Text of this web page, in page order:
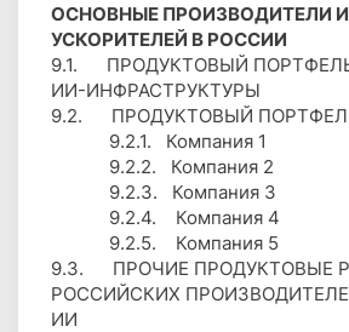
ОСНОВНЫЕ ПРОИЗВОДИТЕЛИ
УСКОРИТЕЛЕЙ В РОССИИ
9.1. ПРОДУКТОВЫЙ
ИИ-ИНФРАСТРУКТУРЫ
9.2. ПРОДУКТОВЫЙ
9.2.1. Компания 1
9.2.2. Компания 2
9.2.3. Компания 3
9.2.4. Компания 4
9.2.5. Компания 5
9.3. ПРОЧИЕ ПРОДУКТОВЫЕ
РОССИЙСКИХ
ИИ